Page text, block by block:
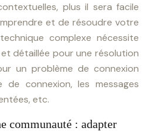
plus il sera facile
et de résoudre votre
complexe nécessite
détaillée pour une résolution
un problème de connexion
connexion, les messages
etc.
communauté : adapter